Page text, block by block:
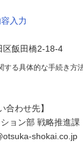
入力
区飯田橋2-18-4
する具体的な手続き方
合わせ先】
ョン部 戦略推進課
shokai.co.jp